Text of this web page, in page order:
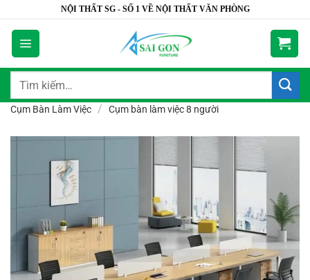
dung
NỘI THẤT SG - SỐ 1 VỀ NỘI THẤT VĂN PHÒNG
Tìm
Cụm Bàn Làm Việc / Cụm bàn làm việc 8 người